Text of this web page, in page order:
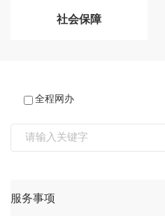
社会保障
全程网办